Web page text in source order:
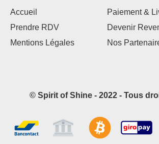
Accueil
Paiement &
Prendre RDV
Devenir
Mentions Légales
Nos
© Spirit of Shine - 2022 - Tous